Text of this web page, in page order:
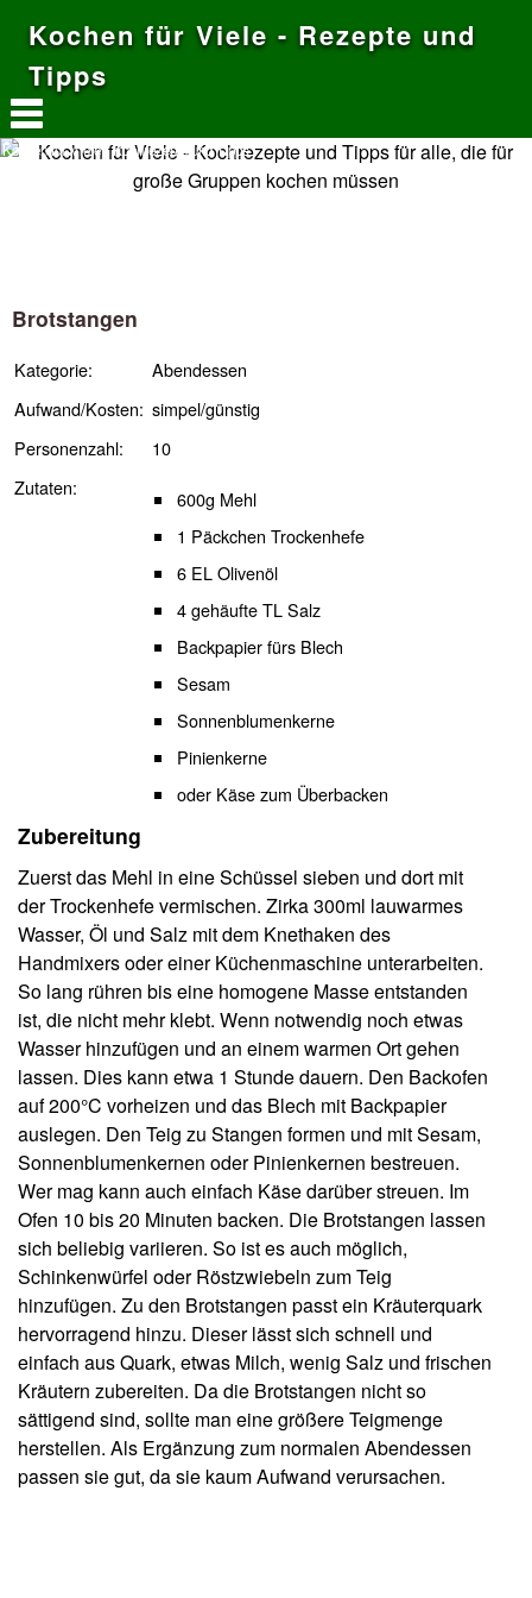
Kochen für Viele - Rezepte und
Tipps
Kochen für Viele - Kochrezepte und Tipps
Brotstangen
Kategorie:
Abendessen
Aufwand/Kosten: simpel/günstig
Personenzahl:
10
Zutaten:
600g Mehl
1 Päckchen Trockenhefe
6 EL Olivenöl
4 gehäufte TL Salz
Backpapier fürs Blech
Sesam
Sonnenblumenkerne
Pinienkerne
oder Käse zum Überbacken
Zubereitung
Zuerst das Mehl in eine Schüssel sieben und dort mit
der Trockenhefe vermischen. Zirka 300ml lauwarmes
Wasser, Öl und Salz mit dem Knethaken des
Handmixers oder einer Küchenmaschine unterarbeiten.
So lang rühren bis eine homogene Masse entstanden
ist, die nicht mehr klebt. Wenn notwendig noch etwas
Wasser hinzufügen und an einem warmen Ort gehen
lassen. Dies kann etwa 1 Stunde dauern. Den Backofen
auf 200°C vorheizen und das Blech mit Backpapier
auslegen. Den Teig zu Stangen formen und mit Sesam,
Sonnenblumenkernen oder Pinienkernen bestreuen.
Wer mag kann auch einfach Käse darüber streuen. Im
Ofen 10 bis 20 Minuten backen. Die Brotstangen lassen
sich beliebig variieren. So ist es auch möglich,
Schinkenwürfel oder Röstzwiebeln zum Teig
hinzufügen. Zu den Brotstangen passt ein Kräuterquark
hervorragend hinzu. Dieser lässt sich schnell und
einfach aus Quark, etwas Milch, wenig Salz und frischen
Kräutern zubereiten. Da die Brotstangen nicht so
sättigend sind, sollte man eine größere Teigmenge
herstellen. Als Ergänzung zum normalen Abendessen
passen sie gut, da sie kaum Aufwand verursachen.